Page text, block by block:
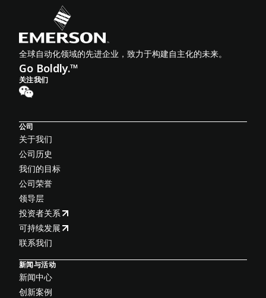
全球自动化领域的先进企业，致力于构建自主化的未来。
Go Boldly.™
关注我们
公司
关于我们
公司历史
我们的目标
公司荣誉
领导层
投资者关系
可持续发展
联系我们
新闻与活动
新闻中心
创新案例